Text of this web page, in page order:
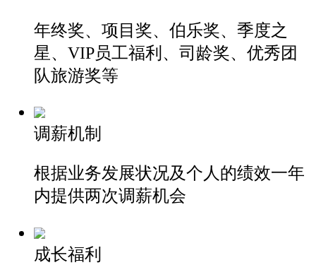
年终奖、项目奖、伯乐奖、季度之
星、 VIP员工福利、司龄奖、优秀团
队旅游奖等
调薪机制
根据业务发展状况及个人的绩效一年
内提供两次调薪机会
成长福利